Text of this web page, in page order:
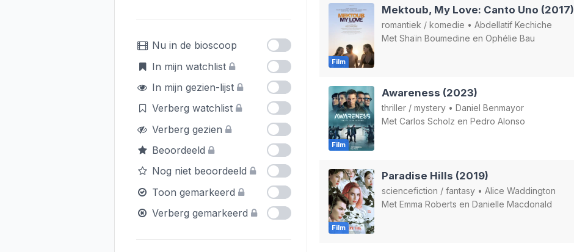
Nu in de bioscoop
In mijn watchlist
In mijn gezien-lijst
Verberg watchlist
Verberg gezien
Beoordeeld
Nog niet beoordeeld
Toon gemarkeerd
Verberg gemarkeerd
Film
Mektoub, My Love: Canto Uno (2017)
romantiek / komedie • Abdellatif Kechiche
Met Shaïn Boumedine en Ophélie Bau
Film
Awareness (2023)
thriller / mystery • Daniel Benmayor
Met Carlos Scholz en Pedro Alonso
Film
Paradise Hills (2019)
sciencefiction / fantasy • Alice Waddington
Met Emma Roberts en Danielle Macdonald